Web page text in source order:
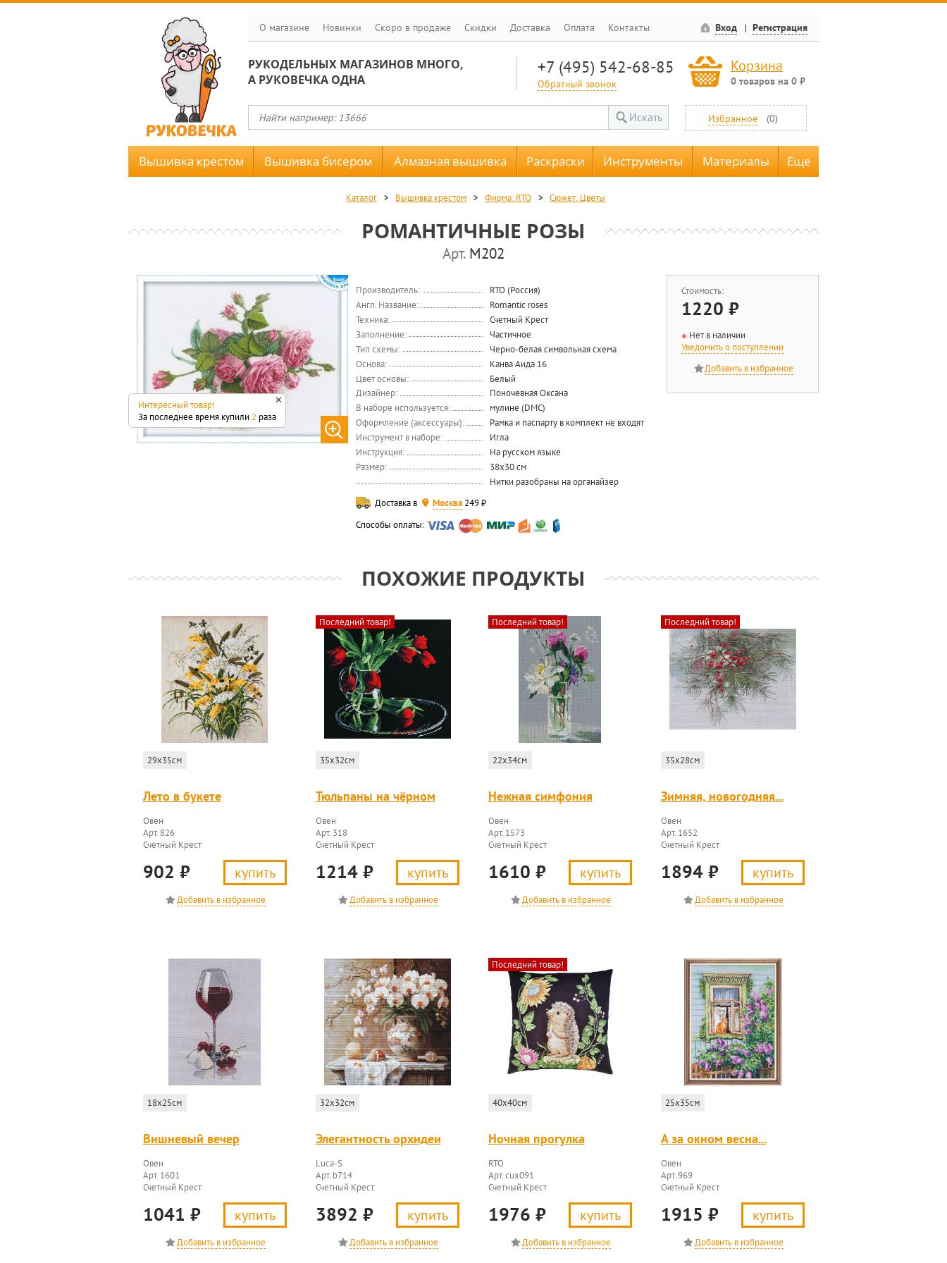
О магазине Новинки Скоро в продаже Скидки Доставка Оплата Контакты Вход Регистрация
РУКОДЕЛЬНЫХ МАГАЗИНОВ МНОГО,
А РУКОВЕЧКА ОДНА
+7 (495) 542-68-85
Обратный звонок
Корзина
0 товаров на 0 ₽
Искать Избранное (0)
Вышивка крестом Вышивка бисером Алмазная вышивка Раскраски Инструменты Материалы Еще
Каталог > Вышивка крестом > Фирма: RTO > Сюжет: Цветы
РОМАНТИЧНЫЕ РОЗЫ
Арт. M202
Интересный товар!
За последнее время купили2 раза
✕
Производитель:
RTO (Россия)
Англ. Название:
Romantic roses
Техника:
Счетный Крест
Заполнение:
Частичное
Тип схемы:
Черно-белая символьная схема
Основа:
Канва Аида 16
Цвет основы:
Белый
Дизайнер:
Поночевная Оксана
В наборе используется:
мулине (DMC)
Оформление (аксессуары):
Рамка и паспарту в комплект не входят
Инструмент в наборе:
Игла
Инструкция:
На русском языке
Размер:
38x30 см
Нитки разобраны на органайзер
Доставка в
Москва 249 ₽
Способы оплаты:
Стоимость:
1220 ₽
Нет в наличии
Уведомить о поступлении
ПОХОЖИЕ ПРОДУКТЫ
29x35см
Лето в букете
Овен
Арт. 826
Счетный Крест
902 ₽ купить
Последний товар!
35x32см
Тюльпаны на чёрном
Овен
Арт. 318
Счетный Крест
1214 ₽ купить
Последний товар!
22x34см
Нежная симфония
Овен
Арт. 1573
Счетный Крест
1610 ₽ купить
Последний товар!
35x28см
Зимняя, новогодняя...
Овен
Арт. 1652
Счетный Крест
1894 ₽ купить
18x25см
Вишневый вечер
Овен
Арт. 1601
Счетный Крест
1041 ₽ купить
32x32см
Элегантность орхидеи
Luca-S
Арт. b714
Счетный Крест
3892 ₽ купить
Последний товар!
40x40см
Ночная прогулка
RTO
Арт. cux091
Счетный Крест
1976 ₽ купить
25x35см
А за окном весна...
Овен
Арт. 969
Счетный Крест
1915 ₽ купить